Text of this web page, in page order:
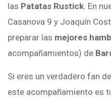
las Patatas Rustick . En
Casanova 9 y Joaquín
preparar las mejores
acompañamientos) de
Si eres un verdadero fan
este acompañamiento es